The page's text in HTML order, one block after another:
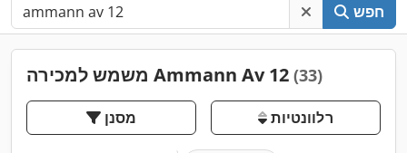
חפש
משמש למכירה Ammann Av 12 (33)
מסנן רלוונטיות